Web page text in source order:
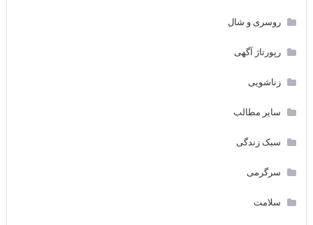
روسری و شال
رپورتاژ آگهی
زناشویی
سایر مطالب
سبک زندگی
سرگرمی
سلامت